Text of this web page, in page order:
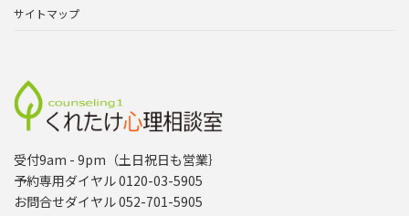
サイトマップ
受付9am - 9pm（土日祝日も営業｝
予約専用ダイヤル 0120-03-5905
お問合せダイヤル 052-701-5905